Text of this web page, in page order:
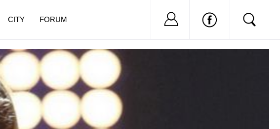
CITY FORUM Nu ai cont?